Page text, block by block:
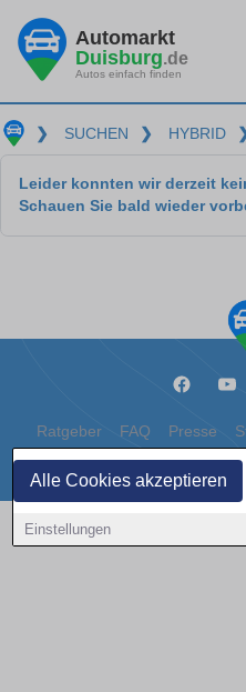
Alle Cookies akzeptieren
Einstellungen
Automarkt
Duisburg.de
Autos einfach finden
❯ SUCHEN ❯ HYBRID
Leider konnten wir derzeit
Schauen Sie bald wieder
Ratgeber FAQ Presse
Datenschutz
Copyright © 2000 - 2026 | 1A